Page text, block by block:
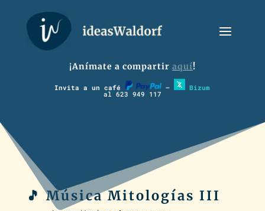
¡Anímate a compartir aquí!
Invita a un café – Bizum
al 623 949 117
🎵 Música Mitologías III